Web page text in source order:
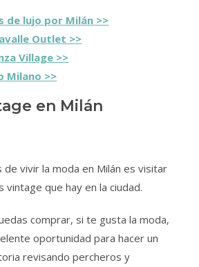
de lujo por Milán >>
Outlet >>
Village >>
Milano >>
en Milán
vivir la moda en Milán es visitar
vintage que hay en la ciudad.
comprar, si te gusta la moda,
oportunidad para hacer un
revisando percheros y